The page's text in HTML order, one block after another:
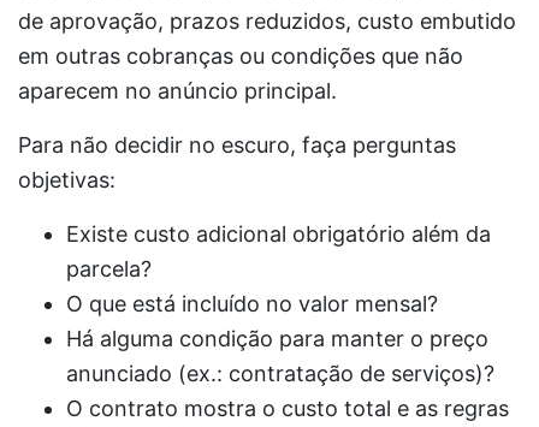
de aprovação, prazos reduzidos, custo embutido
em outras cobranças ou condições que não
aparecem no anúncio principal.
Para não decidir no escuro, faça perguntas
objetivas:
Existe custo adicional obrigatório além da
parcela?
O que está incluído no valor mensal?
Há alguma condição para manter o preço
anunciado (ex.: contratação de serviços)?
O contrato mostra o custo total e as regras